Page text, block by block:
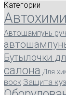
Категории
Автошампунь
Бутылочки
салона Для
воск Защита